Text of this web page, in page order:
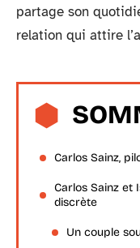
partage son
relation qui attire
Carlos Sainz,
Carlos Sainz et
discrète
Un couple